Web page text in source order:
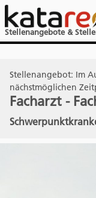
Stellenangebote &
Stellenangebot: Im
nächstmöglichen
Facharzt -